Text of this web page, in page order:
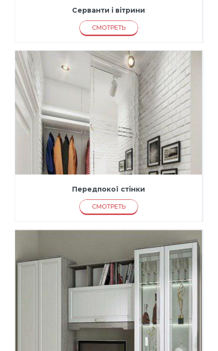
Серванти і вітрини
СМОТРЕТЬ
Передпокої стінки
СМОТРЕТЬ